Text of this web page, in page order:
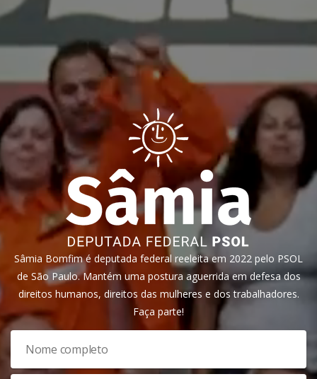
Sâmia Bomfim é deputada federal reeleita em 2022 pelo PSOL
de São Paulo. Mantém uma postura aguerrida em defesa dos
direitos humanos, direitos das mulheres e dos trabalhadores.
Faça parte!